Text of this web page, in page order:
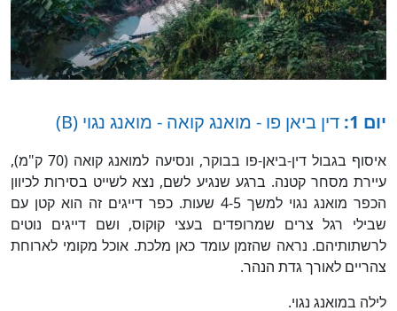
יום 1: דין ביאן פו - מואנג קואה - מואנג נגוי (B)
איסוף בגבול דין-ביאן-פו בבוקר, ונסיעה למואנג קואה (70 ק"מ),
עיירת מסחר קטנה. ברגע שנגיע לשם, נצא לשייט בסירות לכיוון
הכפר מואנג נגוי למשך 4-5 שעות. כפר דייגים זה הוא קטן עם
שבילי רגל צרים שמרופדים בעצי קוקוס, ושם דייגים נוטים
לרשתותיהם. נראה שהזמן עומד כאן מלכת. אוכל מקומי לארוחת
צהריים לאורך גדת הנהר.
לילה במואנג נגוי.